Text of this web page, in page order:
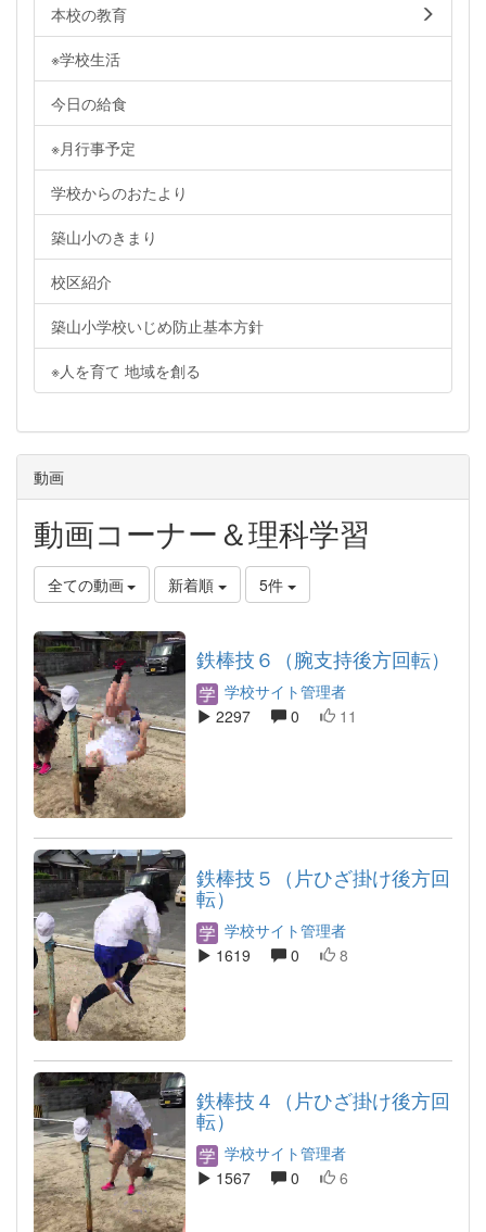
本校の教育
※学校生活
今日の給食
※月行事予定
学校からのおたより
築山小のきまり
校区紹介
築山小学校いじめ防止基本方針
※人を育て 地域を創る
動画
動画コーナー＆理科学習
全ての動画 新着順 5件
鉄棒技６（腕支持後方回転）
学校サイト管理者
2297
0 11
鉄棒技５（片ひざ掛け後方回
転）
学校サイト管理者
1619
0 8
鉄棒技４（片ひざ掛け後方回
転）
学校サイト管理者
1567
0 6